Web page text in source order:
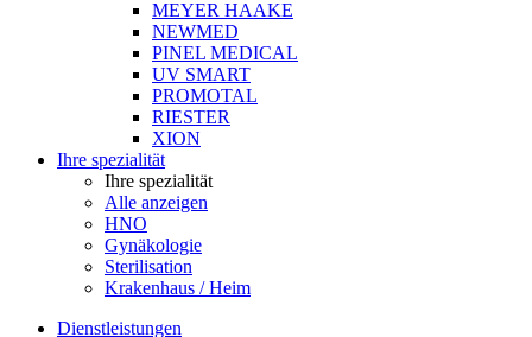
MEYER HAAKE
NEWMED
PINEL MEDICAL
UV SMART
PROMOTAL
RIESTER
XION
Ihre spezialität
Ihre spezialität
Alle anzeigen
HNO
Gynäkologie
Sterilisation
Krakenhaus / Heim
Dienstleistungen